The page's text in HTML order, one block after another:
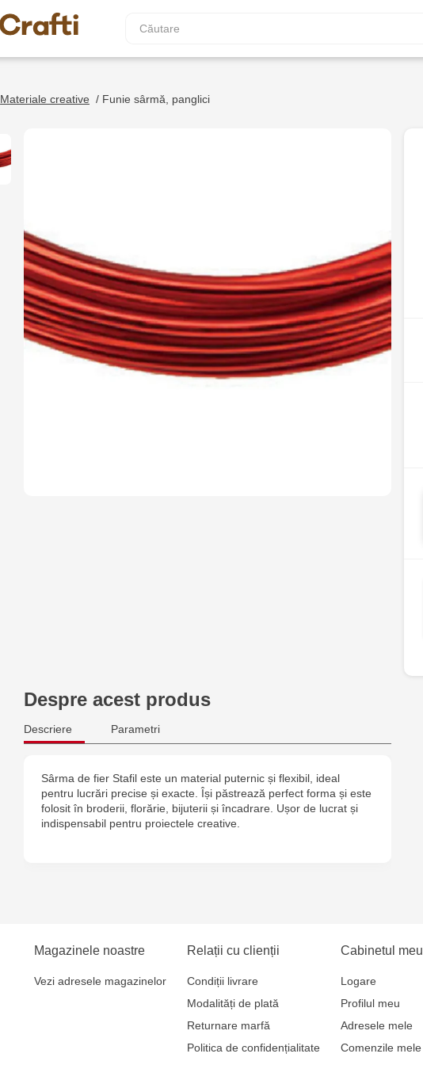
Materiale creative / Funie sârmă, panglici
Despre acest produs
Descriere Parametri
Sârma de fier Stafil este un material puternic și flexibil, ideal
pentru lucrări precise și exacte. Își păstrează perfect forma și este
folosit în broderii, florărie, bijuterii și încadrare. Ușor de lucrat și
indispensabil pentru proiectele creative.
Magazinele noastre
Vezi adresele magazinelor
Relații cu clienții
Condiții livrare
Modalități de plată
Returnare marfă
Politica de confidențialitate
Cabinetul meu
Logare
Profilul meu
Adresele mele
Comenzile mele